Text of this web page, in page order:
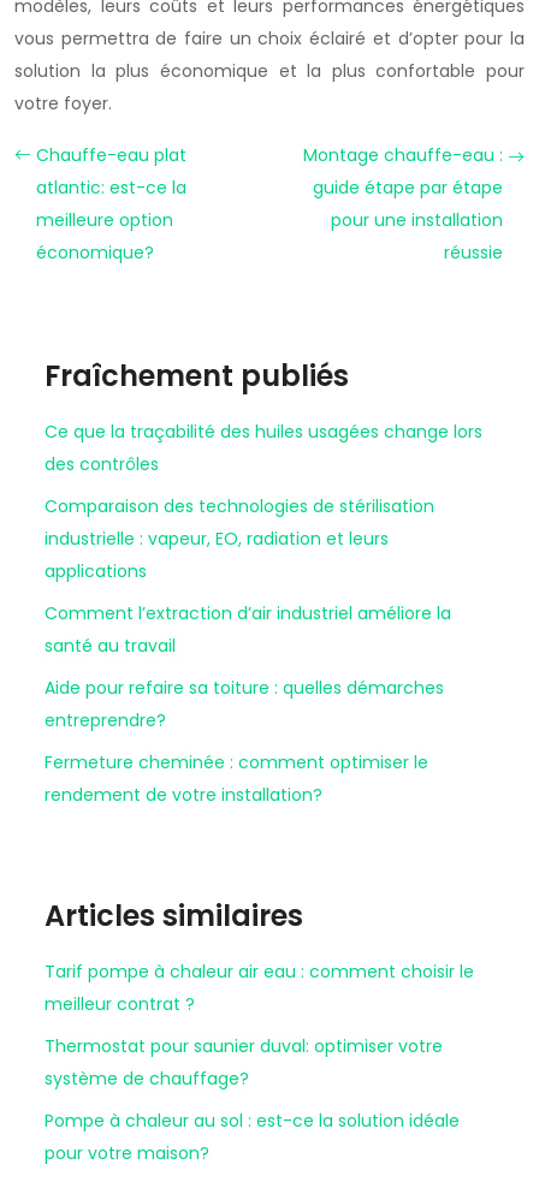
modèles, leurs coûts et leurs performances énergétiques
vous permettra de faire un choix éclairé et d’opter pour la
solution la plus économique et la plus confortable pour
votre foyer.
Chauffe-eau plat
atlantic: est-ce la
meilleure option
économique?
Montage chauffe-eau :
guide étape par étape
pour une installation
réussie
Fraîchement publiés
Ce que la traçabilité des huiles usagées change lors
des contrôles
Comparaison des technologies de stérilisation
industrielle : vapeur, EO, radiation et leurs
applications
Comment l’extraction d’air industriel améliore la
santé au travail
Aide pour refaire sa toiture : quelles démarches
entreprendre?
Fermeture cheminée : comment optimiser le
rendement de votre installation?
Articles similaires
Tarif pompe à chaleur air eau : comment choisir le
meilleur contrat ?
Thermostat pour saunier duval: optimiser votre
système de chauffage?
Pompe à chaleur au sol : est-ce la solution idéale
pour votre maison?